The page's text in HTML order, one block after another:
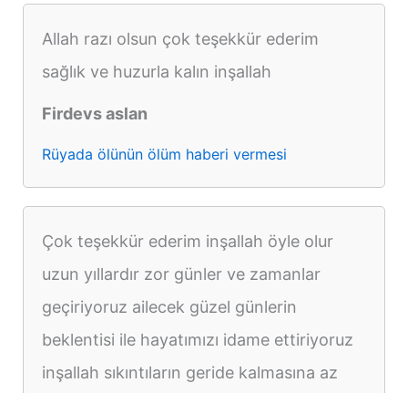
Allah razı olsun çok teşekkür ederim
sağlık ve huzurla kalın inşallah
Firdevs aslan
Rüyada ölünün ölüm haberi vermesi
Çok teşekkür ederim inşallah öyle olur
uzun yıllardır zor günler ve zamanlar
geçiriyoruz ailecek güzel günlerin
beklentisi ile hayatımızı idame ettiriyoruz
inşallah sıkıntıların geride kalmasına az